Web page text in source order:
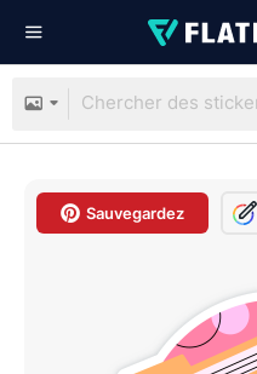
Sauvegardez